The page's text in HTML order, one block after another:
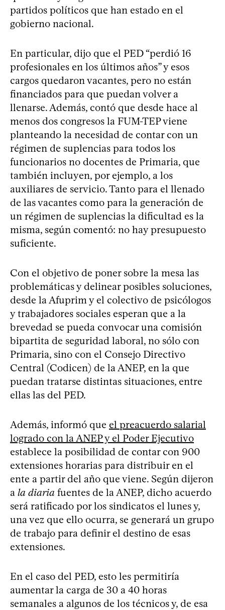
partidos políticos que han estado en el
gobierno nacional.
En particular, dijo que el PED “perdió 16
profesionales en los últimos años” y esos
cargos quedaron vacantes, pero no están
financiados para que puedan volver a
llenarse. Además, contó que desde hace al
menos dos congresos la FUM-TEP viene
planteando la necesidad de contar con un
régimen de suplencias para todos los
funcionarios no docentes de Primaria, que
también incluyen, por ejemplo, a los
auxiliares de servicio. Tanto para el llenado
de las vacantes como para la generación de
un régimen de suplencias la dificultad es la
misma, según comentó: no hay presupuesto
suficiente.
Con el objetivo de poner sobre la mesa las
problemáticas y delinear posibles soluciones,
desde la Afuprim y el colectivo de psicólogos
y trabajadores sociales esperan que a la
brevedad se pueda convocar una comisión
bipartita de seguridad laboral, no sólo con
Primaria, sino con el Consejo Directivo
Central (Codicen) de la ANEP, en la que
puedan tratarse distintas situaciones, entre
ellas las del PED.
Además, informó que el preacuerdo salarial
logrado con la ANEP y el Poder Ejecutivo
establece la posibilidad de contar con 900
extensiones horarias para distribuir en el
ente a partir del año que viene. Según dijeron
a la diaria fuentes de la ANEP, dicho acuerdo
será ratificado por los sindicatos el lunes y,
una vez que ello ocurra, se generará un grupo
de trabajo para definir el destino de esas
extensiones.
En el caso del PED, esto les permitiría
aumentar la carga de 30 a 40 horas
semanales a algunos de los técnicos y, de esa